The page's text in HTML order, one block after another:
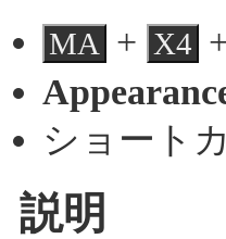
MA + X4
ショート
説明